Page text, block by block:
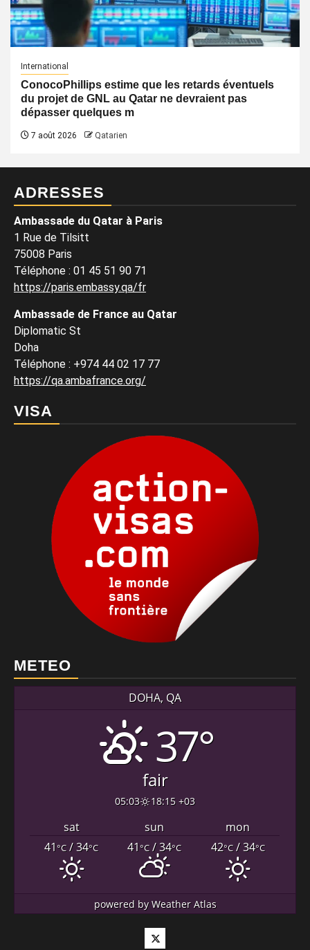
International
ConocoPhillips estime que les retards éventuels
du projet de GNL au Qatar ne devraient pas
dépasser quelques m
7 août 2026 Qatarien
ADRESSES
Ambassade du Qatar à Paris
1 Rue de Tilsitt
75008 Paris
Téléphone : 01 45 51 90 71
https://paris.embassy.qa/fr
Ambassade de France au Qatar
Diplomatic St
Doha
Téléphone : +974 44 02 17 77
https://qa.ambafrance.org/
VISA
METEO
DOHA, QA
37°
fair
05:03 18:15 +03
sat sun
mon
41°C/ 34°C 41°C/ 34°C 42°C/ 34°C
powered byWeather Atlas
Twitter